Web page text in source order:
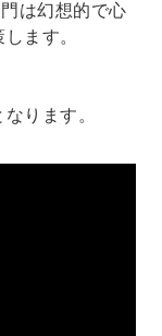
は幻想的で心
ます。
ります。